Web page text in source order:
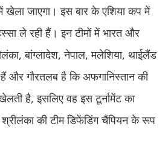
जाएगा। इस बार के एशिया कप में
ले रही हैं। इन टीमों में भारत और
बांग्लादेश, नेपाल, मलेशिया, थाईलैंड
और गौरतलब है कि अफगानिस्तान की
है, इसलिए वह इस टूर्नामेंट का
श्रीलंका की टीम डिफेंडिंग चैंपियन के रूप